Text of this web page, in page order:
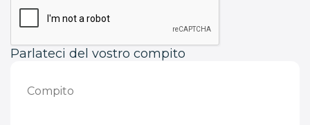
Parlateci del vostro compito